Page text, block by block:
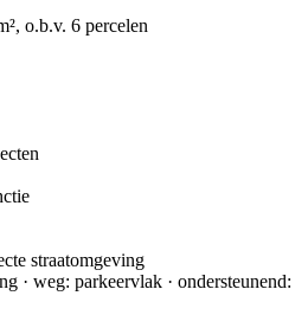
o.b.v. 6 percelen
straatomgeving
· weg: parkeervlak · ondersteunend: